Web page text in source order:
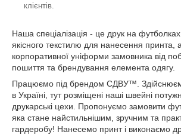
клієнтів.
Наша спеціалізація - це друк на
якісного текстилю для нанесення принта,
корпоративної уніформи замовника від
пошиття та брендування елемента одягу.
Працюємо під брендом СДВУ™.
в Україні, тут розміщені наші швейні
друкарські цехи. Пропонуємо замовити
яка стане найстильнішим, зручним та
гардеробу! Нанесемо принт і виконаємо